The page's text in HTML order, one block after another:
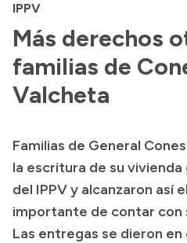
Delegaciones
Normativa
Consejo de Obras Públicas
Transparencia
Presupuesto
Boletín Oficial
IPPV
Más derechos
familias de
Valcheta
Familias de General
la escritura de su
del IPPV y alcanzaron así
importante de contar con
Las entregas se dieron